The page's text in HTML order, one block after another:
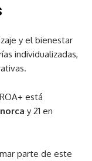
y el bienestar
individualizadas,
está
y 21 en
parte de este